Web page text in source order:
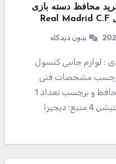
محافظ دسته بازی
بدون دیدگاه
برچسب مشخصات فنی
مشخصات فنی نوع محافظ و برچسب تعداد 1
دیجیزا